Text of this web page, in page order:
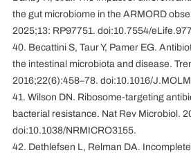
the gut microbiome in the ARMORD
2025;13: RP97751. doi:10.7554/
40. Becattini S, Taur Y, Pamer EG.
the intestinal microbiota and disease.
2016;22(6):458–78. doi:10.1016/
41. Wilson DN. Ribosome-targeting
bacterial resistance. Nat Rev Microbiol.
doi:10.1038/NRMICRO3155.
42. Dethlefsen L, Relman DA.